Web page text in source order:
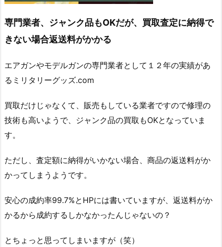
専門業者、ジャンク品もOKだが、買取査定に納得で
きない場合返送料がかかる
エアガンやモデルガンの専門業者として１２年の実績があ
るミリタリーグッズ.com
買取だけじゃなくて、販売もしている業者ですので修理の
技術も高いようで、ジャンク品の買取もOKとなっていま
す。
ただし、査定額に納得がいかない場合、商品の返送料がか
かってしまうようです。
安心の成約率99.7%とHPには書いていますが、返送料がか
かるから成約するしかなかったんじゃないの？
とちょっと思ってしまいますが（笑）